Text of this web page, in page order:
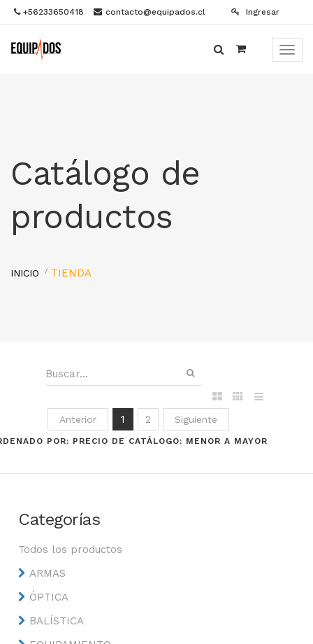
+56233650418 contacto@equipados.cl Ingresar
Menú
Catálogo de
productos
INICIO TIENDA
Anterior 1 2 Siguiente
POR: PRECIO DE CATÁLOGO: MENOR A MAYOR
Categorías
Todos los productos
ARMAS
ÓPTICA
BALÍSTICA